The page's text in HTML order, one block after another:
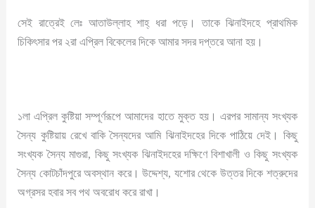
সেই রাত্রেই লেঃ আতাউল্লাহ শাহ্‌ ধরা পড়ে। তাকে ঝিনাইদহে প্রাথমিক
চিকিৎসার পর ২রা এপ্রিল বিকেলের দিকে আমার সদর দপ্তরে আনা হয়।
১লা এপ্রিল কুষ্টিয়া সম্পূর্ণরূপে আমাদের হাতে মুক্ত হয়। এরপর সামান্য সংখ্যক
সৈন্য কুষ্টিয়ায় রেখে বাকি সৈন্যদের আমি ঝিনাইদহের দিকে পাঠিয়ে দেই। কিছু
সংখ্যক সৈন্য মাগুরা, কিছু সংখ্যক ঝিনাইদহের দক্ষিণে বিশাখালী ও কিছু সংখ্যক
সৈন্য কোটচাঁদপুরে অবস্থান করে। উদ্দেশ্য, যশোর থেকে উত্তর দিকে শত্রুদের
অগ্রসর হবার সব পথ অবরোধ করে রাখা।